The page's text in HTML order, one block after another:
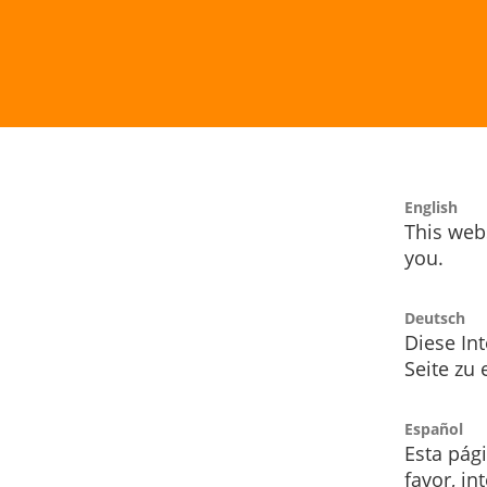
English
This
you.
Deutsch
Diese
Seite zu
Español
Esta
favor,